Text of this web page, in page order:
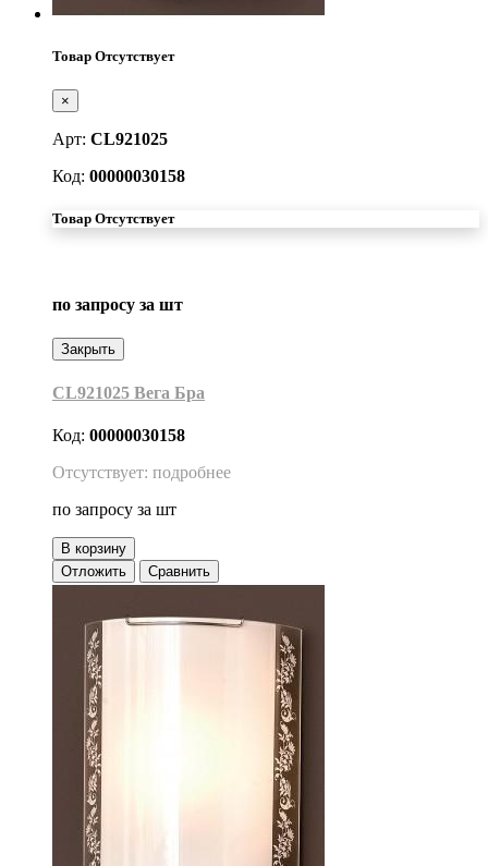
Товар Отсутствует
×
Арт: CL921025
Код: 00000030158
Товар Отсутствует
по запросу за шт
Закрыть
CL921025 Вега Бра
Код: 00000030158
Отсутствует: подробнее
по запросу за шт
В корзину
Отложить
Сравнить